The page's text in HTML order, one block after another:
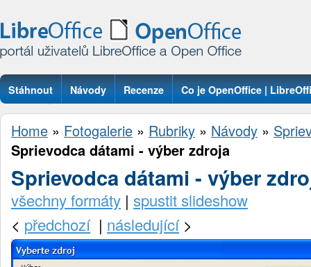
Stáhnout Návody Recenze Co je OpenOffice |
Otázky
Home » Fotogalerie » Rubriky » Návody »
Sprievodca dátami - výber zdroja
Sprievodca dátami - výber
všechny formáty | spustit slideshow
< předchozí| následující>